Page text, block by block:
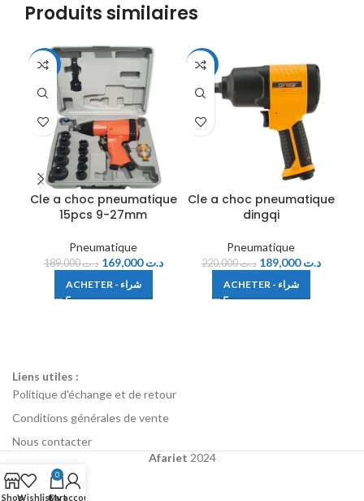
Produits similaires
-11%
Cle a choc pneumatique
15pcs 9-27mm
Pneumatique
د.ت189,000 د.ت169,000
ACHETER - شراء
-14%
Cle a choc pneumatique
dingqi
Pneumatique
د.ت220,000 د.ت189,000
ACHETER - شراء
Liens utiles :
Politique d'échange et de retour
Conditions générales de vente
Nous contacter
Afariet 2024
ShopWishlist
0
Cart
My account